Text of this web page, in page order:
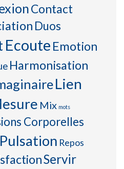
Contact
Duos
Ecoute Emotion
Harmonisation
Lien
Mix mots
Corporelles
Pulsation Repos
Servir